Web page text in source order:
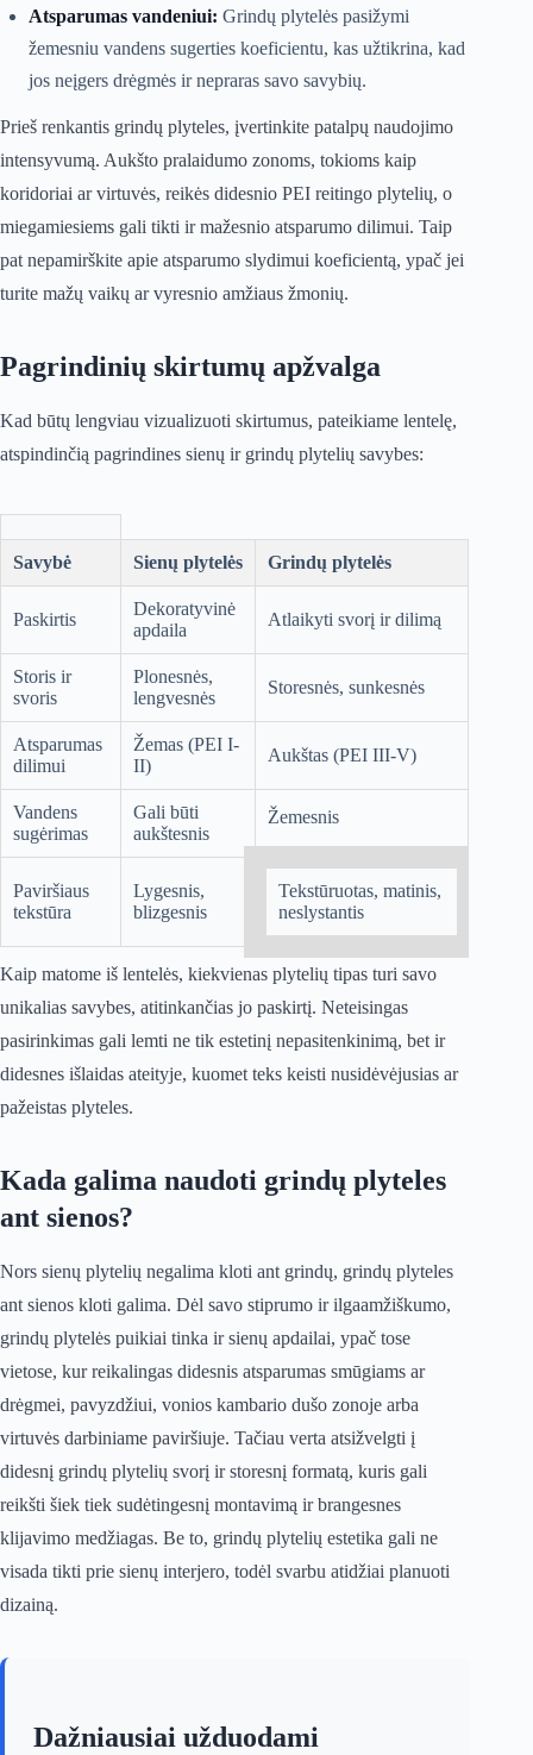
Atsparumas vandeniui: Grindų plytelės pasižymi
žemesniu vandens sugerties koeficientu, kas užtikrina, kad
jos neįgers drėgmės ir nepraras savo savybių.
Prieš renkantis grindų plyteles, įvertinkite patalpų naudojimo
intensyvumą. Aukšto pralaidumo zonoms, tokioms kaip
koridoriai ar virtuvės, reikės didesnio PEI reitingo plytelių, o
miegamiesiems gali tikti ir mažesnio atsparumo dilimui. Taip
pat nepamirškite apie atsparumo slydimui koeficientą, ypač jei
turite mažų vaikų ar vyresnio amžiaus žmonių.
Pagrindinių skirtumų apžvalga
Kad būtų lengviau vizualizuoti skirtumus, pateikiame lentelę,
atspindinčią pagrindines sienų ir grindų plytelių savybes:
Savybė Sienų plytelės Grindų plytelės
Paskirtis
Dekoratyvinė
apdaila
Atlaikyti svorį ir dilimą
Storis ir
svoris
Plonesnės,
lengvesnės
Storesnės, sunkesnės
Atsparumas
dilimui
Žemas (PEI I-
II)
Aukštas (PEI III-V)
Vandens
sugėrimas
Gali būti
aukštesnis
Žemesnis
Paviršiaus
tekstūra
Lygesnis,
blizgesnis
Tekstūruotas, matinis,
neslystantis
Kaip matome iš lentelės, kiekvienas plytelių tipas turi savo
unikalias savybes, atitinkančias jo paskirtį. Neteisingas
pasirinkimas gali lemti ne tik estetinį nepasitenkinimą, bet ir
didesnes išlaidas ateityje, kuomet teks keisti nusidėvėjusias ar
pažeistas plyteles.
Kada galima naudoti grindų plyteles
ant sienos?
Nors sienų plytelių negalima kloti ant grindų, grindų plyteles
ant sienos kloti galima. Dėl savo stiprumo ir ilgaamžiškumo,
grindų plytelės puikiai tinka ir sienų apdailai, ypač tose
vietose, kur reikalingas didesnis atsparumas smūgiams ar
drėgmei, pavyzdžiui, vonios kambario dušo zonoje arba
virtuvės darbiniame paviršiuje. Tačiau verta atsižvelgti į
didesnį grindų plytelių svorį ir storesnį formatą, kuris gali
reikšti šiek tiek sudėtingesnį montavimą ir brangesnes
klijavimo medžiagas. Be to, grindų plytelių estetika gali ne
visada tikti prie sienų interjero, todėl svarbu atidžiai planuoti
dizainą.
Dažniausiai užduodami